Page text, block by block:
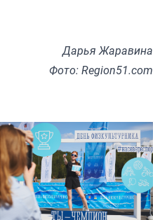
Дарья Жаравина
Фото: Region51.com